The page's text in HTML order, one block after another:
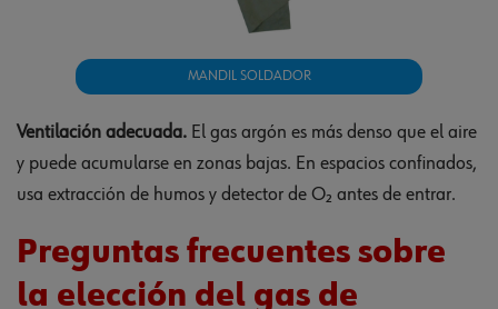
MANDIL SOLDADOR
Ventilación adecuada. El gas argón es más denso que el aire
y puede acumularse en zonas bajas. En espacios confinados,
usa extracción de humos y detector de O₂ antes de entrar.
Preguntas frecuentes sobre
la elección del gas de